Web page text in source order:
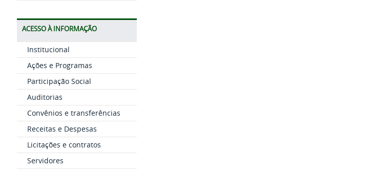
ACESSO À INFORMAÇÃO
Institucional
Ações e Programas
Participação Social
Auditorias
Convênios e transferências
Receitas e Despesas
Licitações e contratos
Servidores